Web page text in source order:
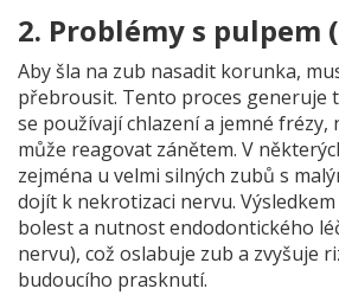
2. Problémy s pulpem
Aby šla na zub nasadit korunka,
přebrousit. Tento proces generuje
se používají chlazení a jemné
může reagovat zánětem. V
zejména u velmi silných zubů s
dojít k nekrotizaci nervu.
bolest a nutnost endodontického
nervu), což oslabuje zub a zvyšuje
budoucího prasknutí.